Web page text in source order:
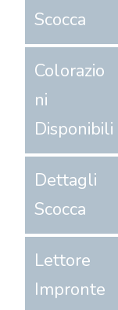
Scocca
Colorazio
ni
Disponibili
Dettagli
Scocca
Lettore
Impronte